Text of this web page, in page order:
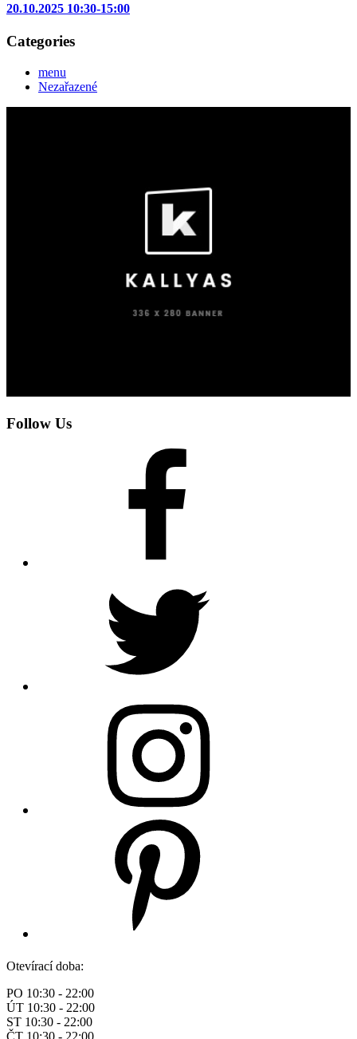
20.10.2025 10:30-15:00
Categories
menu
Nezařazené
Follow Us
Otevírací doba:
PO 10:30 - 22:00
ÚT 10:30 - 22:00
ST 10:30 - 22:00